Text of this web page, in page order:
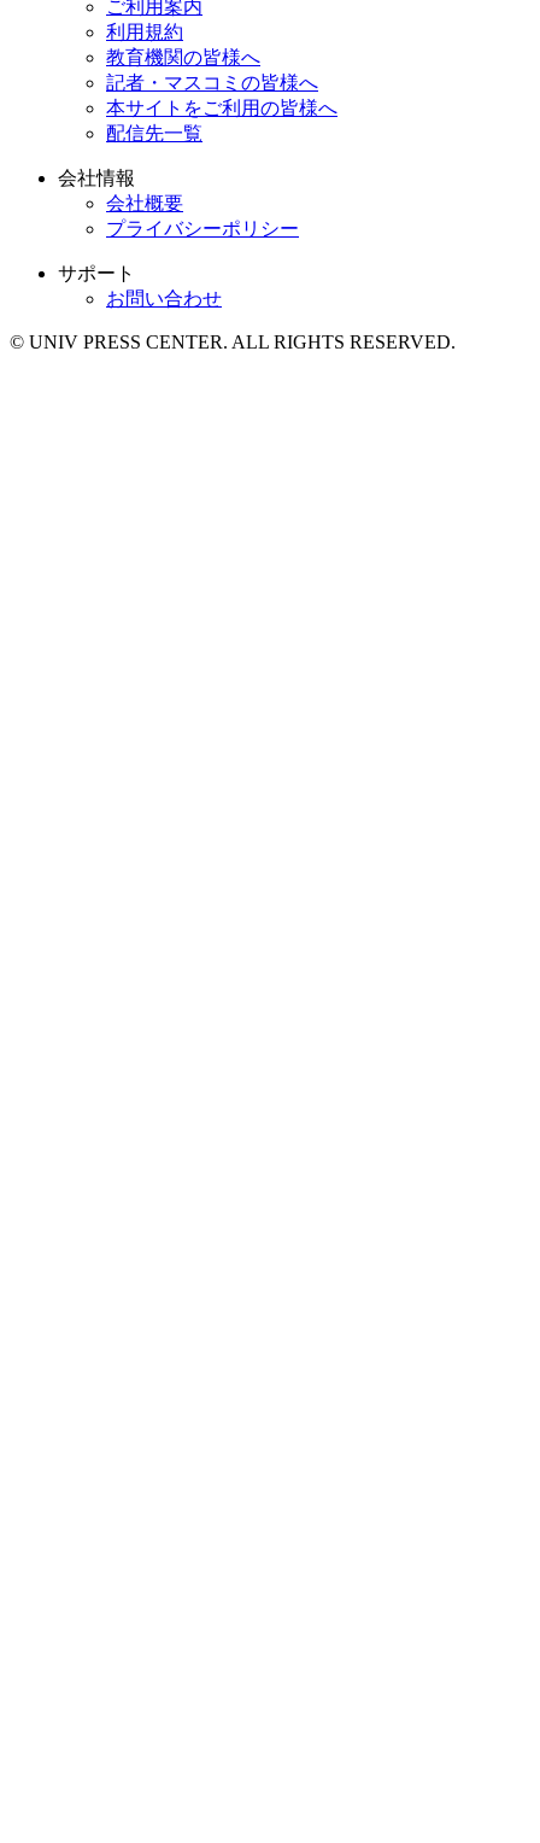
ご利用案内
利用規約
教育機関の皆様へ
記者・マスコミの皆様へ
本サイトをご利用の皆様へ
配信先一覧
会社情報
会社概要
プライバシーポリシー
サポート
お問い合わせ
© UNIV PRESS CENTER. ALL RIGHTS RESERVED.